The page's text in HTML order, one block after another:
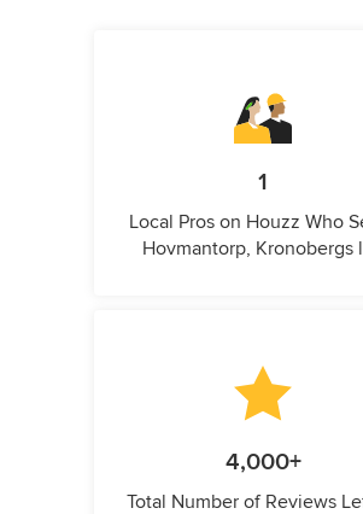
1
Local Pros on Houzz Who
Hovmantorp, Kronobergs
4,000+
Total Number of Reviews